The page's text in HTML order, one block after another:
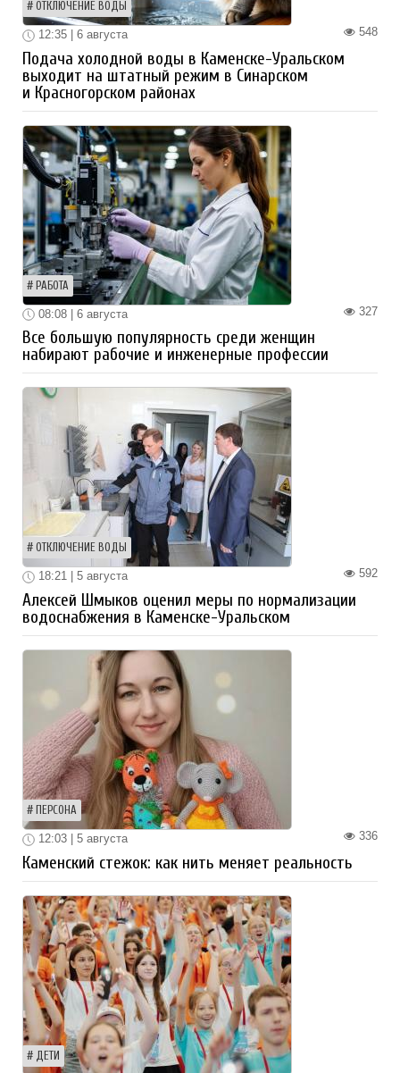
ОТКЛЮЧЕНИЕ ВОДЫ
548
12:35 | 6 августа
Подача холодной воды в Каменске-Уральском
выходит на штатный режим в Синарском
и Красногорском районах
РАБОТА
327
08:08 | 6 августа
Все большую популярность среди женщин
набирают рабочие и инженерные профессии
ОТКЛЮЧЕНИЕ ВОДЫ
592
18:21 | 5 августа
Алексей Шмыков оценил меры по нормализации
водоснабжения в Каменске-Уральском
ПЕРСОНА
336
12:03 | 5 августа
Каменский стежок: как нить меняет реальность
ДЕТИ